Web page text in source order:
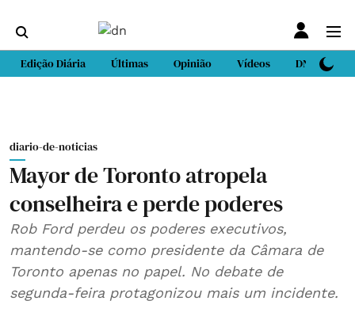
Edição Diária Últimas Opinião Vídeos DN Sport
diario-de-noticias
Mayor de Toronto atropela
conselheira e perde poderes
Rob Ford perdeu os poderes executivos,
mantendo-se como presidente da Câmara de
Toronto apenas no papel. No debate de
segunda-feira protagonizou mais um incidente.